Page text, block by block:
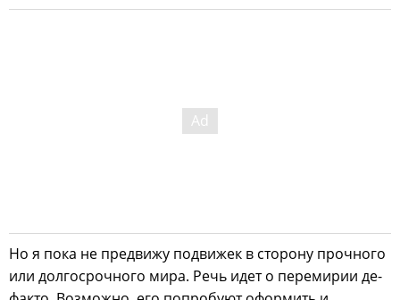
Но я пока не предвижу подвижек в сторону прочного
или долгосрочного мира. Речь идет о перемирии де-